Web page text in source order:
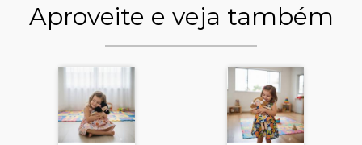
Aproveite e veja também